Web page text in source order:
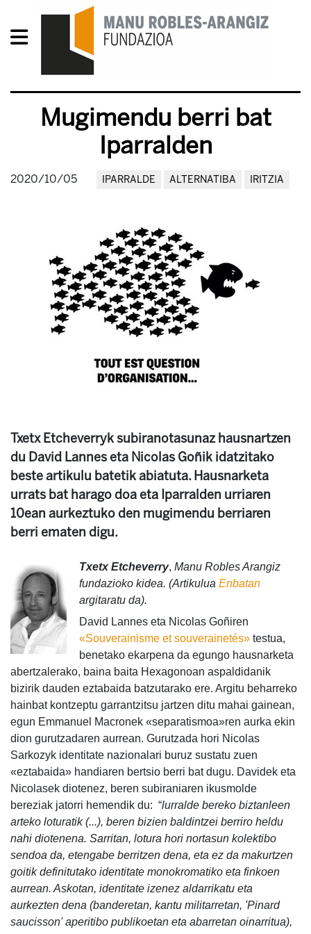
Mugimendu berri bat
Iparralden
2020/10/05 IPARRALDE ALTERNATIBA IRITZIA
Txetx Etcheverryk subiranotasunaz hausnartzen
du David Lannes eta Nicolas Goñik idatzitako
beste artikulu batetik abiatuta. Hausnarketa
urrats bat harago doa eta Iparralden urriaren
10ean aurkeztuko den mugimendu berriaren
berri ematen digu.
Txetx Etcheverry, Manu Robles Arangiz
fundazioko kidea. (Artikulua Enbatan
argitaratu da).
David Lannes eta Nicolas Goñiren
«Souverainisme et souverainetés» testua,
benetako ekarpena da egungo hausnarketa
abertzalerako, baina baita Hexagonoan aspaldidanik
bizirik dauden eztabaida batzutarako ere. Argitu beharreko
hainbat kontzeptu garrantzitsu jartzen ditu mahai gainean,
egun Emmanuel Macronek «separatismoa»ren aurka ekin
dion gurutzadaren aurrean. Gurutzada hori Nicolas
Sarkozyk identitate nazionalari buruz sustatu zuen
«eztabaida» handiaren bertsio berri bat dugu. Davidek eta
Nicolasek diotenez, beren subiraniaren ikusmolde
bereziak jatorri hemendik du: “lurralde bereko biztanleen
arteko loturatik (...), beren bizien baldintzei berriro heldu
nahi diotenena. Sarritan, lotura hori nortasun kolektibo
sendoa da, etengabe berritzen dena, eta ez da makurtzen
goitik definitutako identitate monokromatiko eta finkoen
aurrean. Askotan, identitate izenez aldarrikatu eta
aurkezten dena (banderetan, kantu militarretan, 'Pinard
saucisson' aperitibo publikoetan eta abarretan oinarritua),